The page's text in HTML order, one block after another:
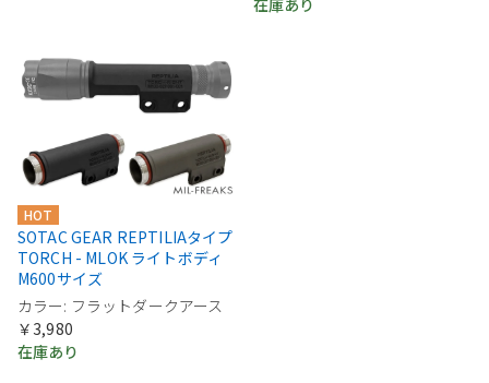
在庫あり
HOT
SOTAC GEAR REPTILIAタイプ
TORCH - MLOK ライトボディ
M600サイズ
カラー: フラットダークアース
￥3,980
在庫あり